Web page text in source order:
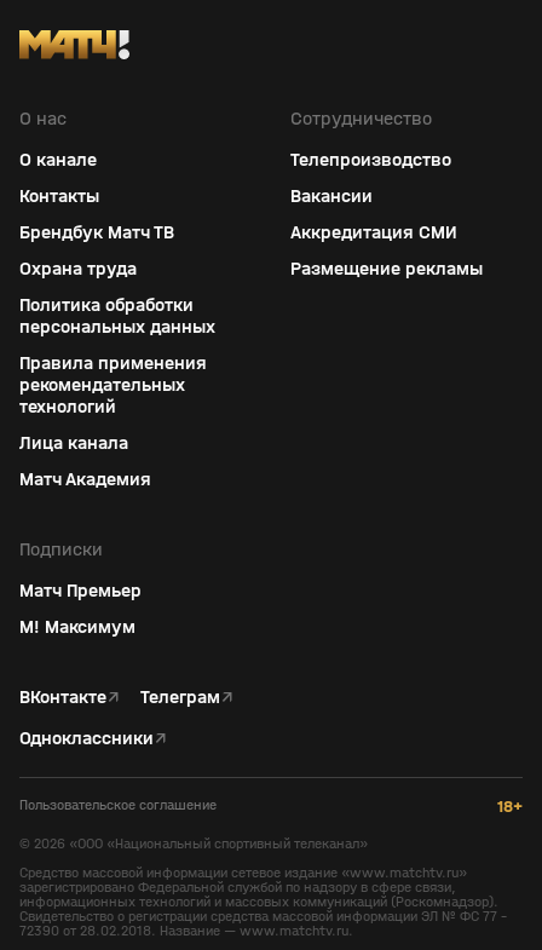
О нас
О канале
Контакты
Брендбук Матч ТВ
Охрана труда
Политика обработки
персональных данных
Правила применения
рекомендательных
технологий
Лица канала
Матч Академия
Сотрудничество
Телепроизводство
Вакансии
Аккредитация СМИ
Размещение рекламы
Подписки
Матч Премьер
М! Максимум
ВКонтакте↗ Телеграм↗
Одноклассники↗
Пользовательское соглашение 18+
© 2026 «ООО «Национальный спортивный телеканал»
Средство массовой информации сетевое издание «www.matchtv.ru»
зарегистрировано Федеральной службой по надзору в сфере связи,
информационных технологий и массовых коммуникаций (Роскомнадзор).
Свидетельство о регистрации средства массовой информации ЭЛ № ФС 77 -
72390 от 28.02.2018. Название — www.matchtv.ru.